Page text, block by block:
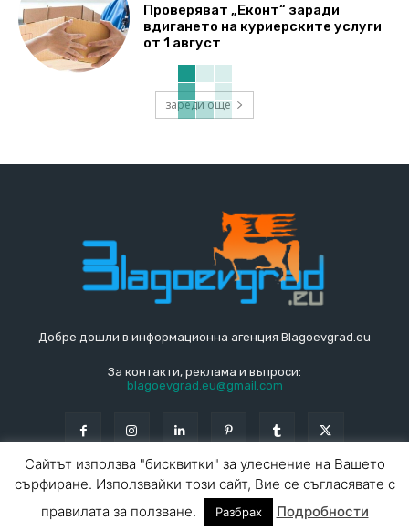
Проверяват „Еконт“ заради
вдигането на куриерските услуги
от 1 август
зареди още
Добре дошли в информационна агенция Blagoevgrad.eu
За контакти, реклама и въпроси:
blagoevgrad.eu@gmail.com
© Blagoevgrad.EU 2010 - 2026 Общи условия |
Сайтът използва "бисквитки" за улеснение на Вашето
сърфиране. Използвайки този сайт, Вие се съгласявате с
правилата за ползване.
Разбрах Подробности